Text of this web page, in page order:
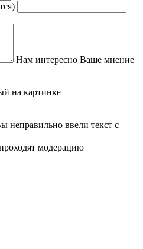
Нам интересно Ваше мнение
на картинке
неправильно ввели текст с
модерацию